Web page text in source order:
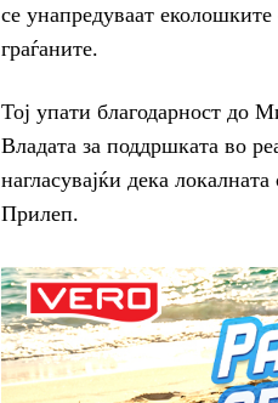
се унапредуваат
граѓаните.
Тој упати благодарност до
Владата за поддршката во
нагласувајќи дека
Прилеп.